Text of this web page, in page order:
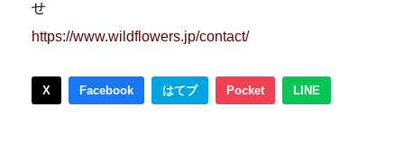
せ
https://www.wildflowers.jp/contact/
X Facebook はてブ Pocket LINE